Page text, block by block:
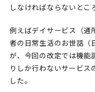
しなければならないとこ
例えばデイサービス（通
者の日常生活のお世話（
が、今回の改定では機能
りしか行わないサービス
した。